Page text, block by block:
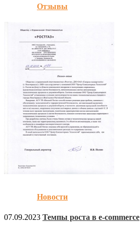
Отзывы
Новости
07.09.2023 Темпы роста в e-commerce